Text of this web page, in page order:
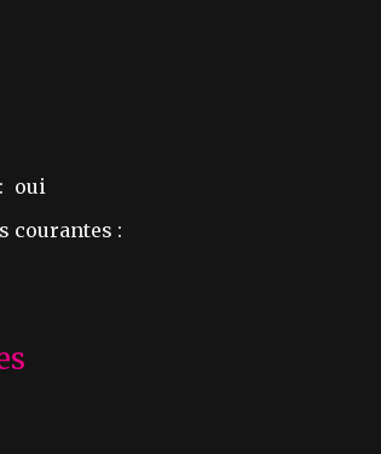
oui
courantes :